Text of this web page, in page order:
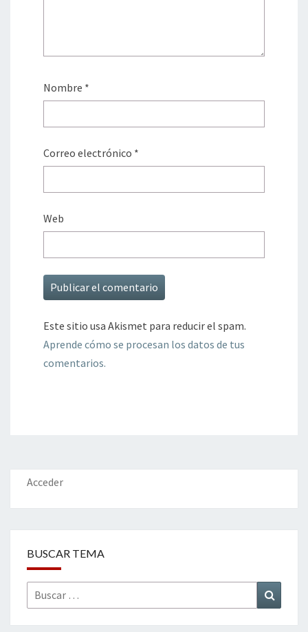
Nombre *
Correo electrónico *
Web
Este sitio usa Akismet para reducir el spam.
Aprende cómo se procesan los datos de tus
comentarios.
Acceder
BUSCAR TEMA
Buscar
por: